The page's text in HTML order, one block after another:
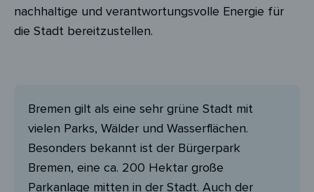
nachhaltige und verantwortungsvolle Energie für
die Stadt bereitzustellen.
Bremen gilt als eine sehr grüne Stadt mit
vielen Parks, Wälder und Wasserflächen.
Besonders bekannt ist der Bürgerpark
Bremen, eine ca. 200 Hektar große
Parkanlage mitten in der Stadt. Auch der